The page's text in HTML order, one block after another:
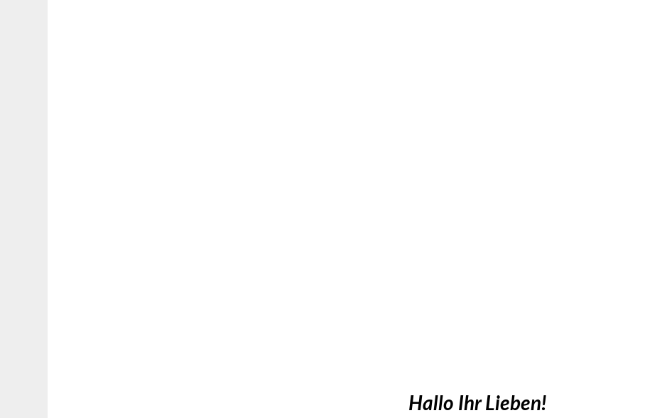
Hallo Ihr Lieben!